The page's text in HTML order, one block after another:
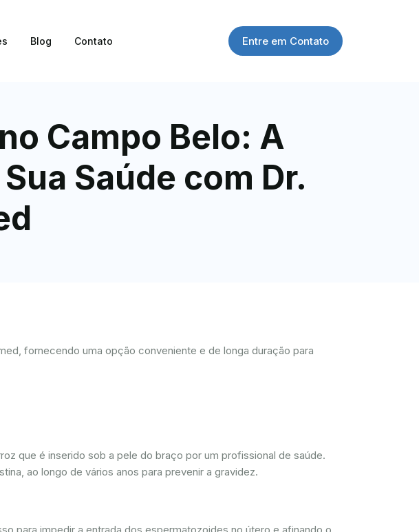
Blog Contato Entre em Contato
Campo Belo: A
Saúde com Dr.
fornecendo uma opção conveniente e de longa duração para
que é inserido sob a pele do braço por um profissional de saúde.
ao longo de vários anos para prevenir a gravidez.
para impedir a entrada dos espermatozoides no útero e afinando o